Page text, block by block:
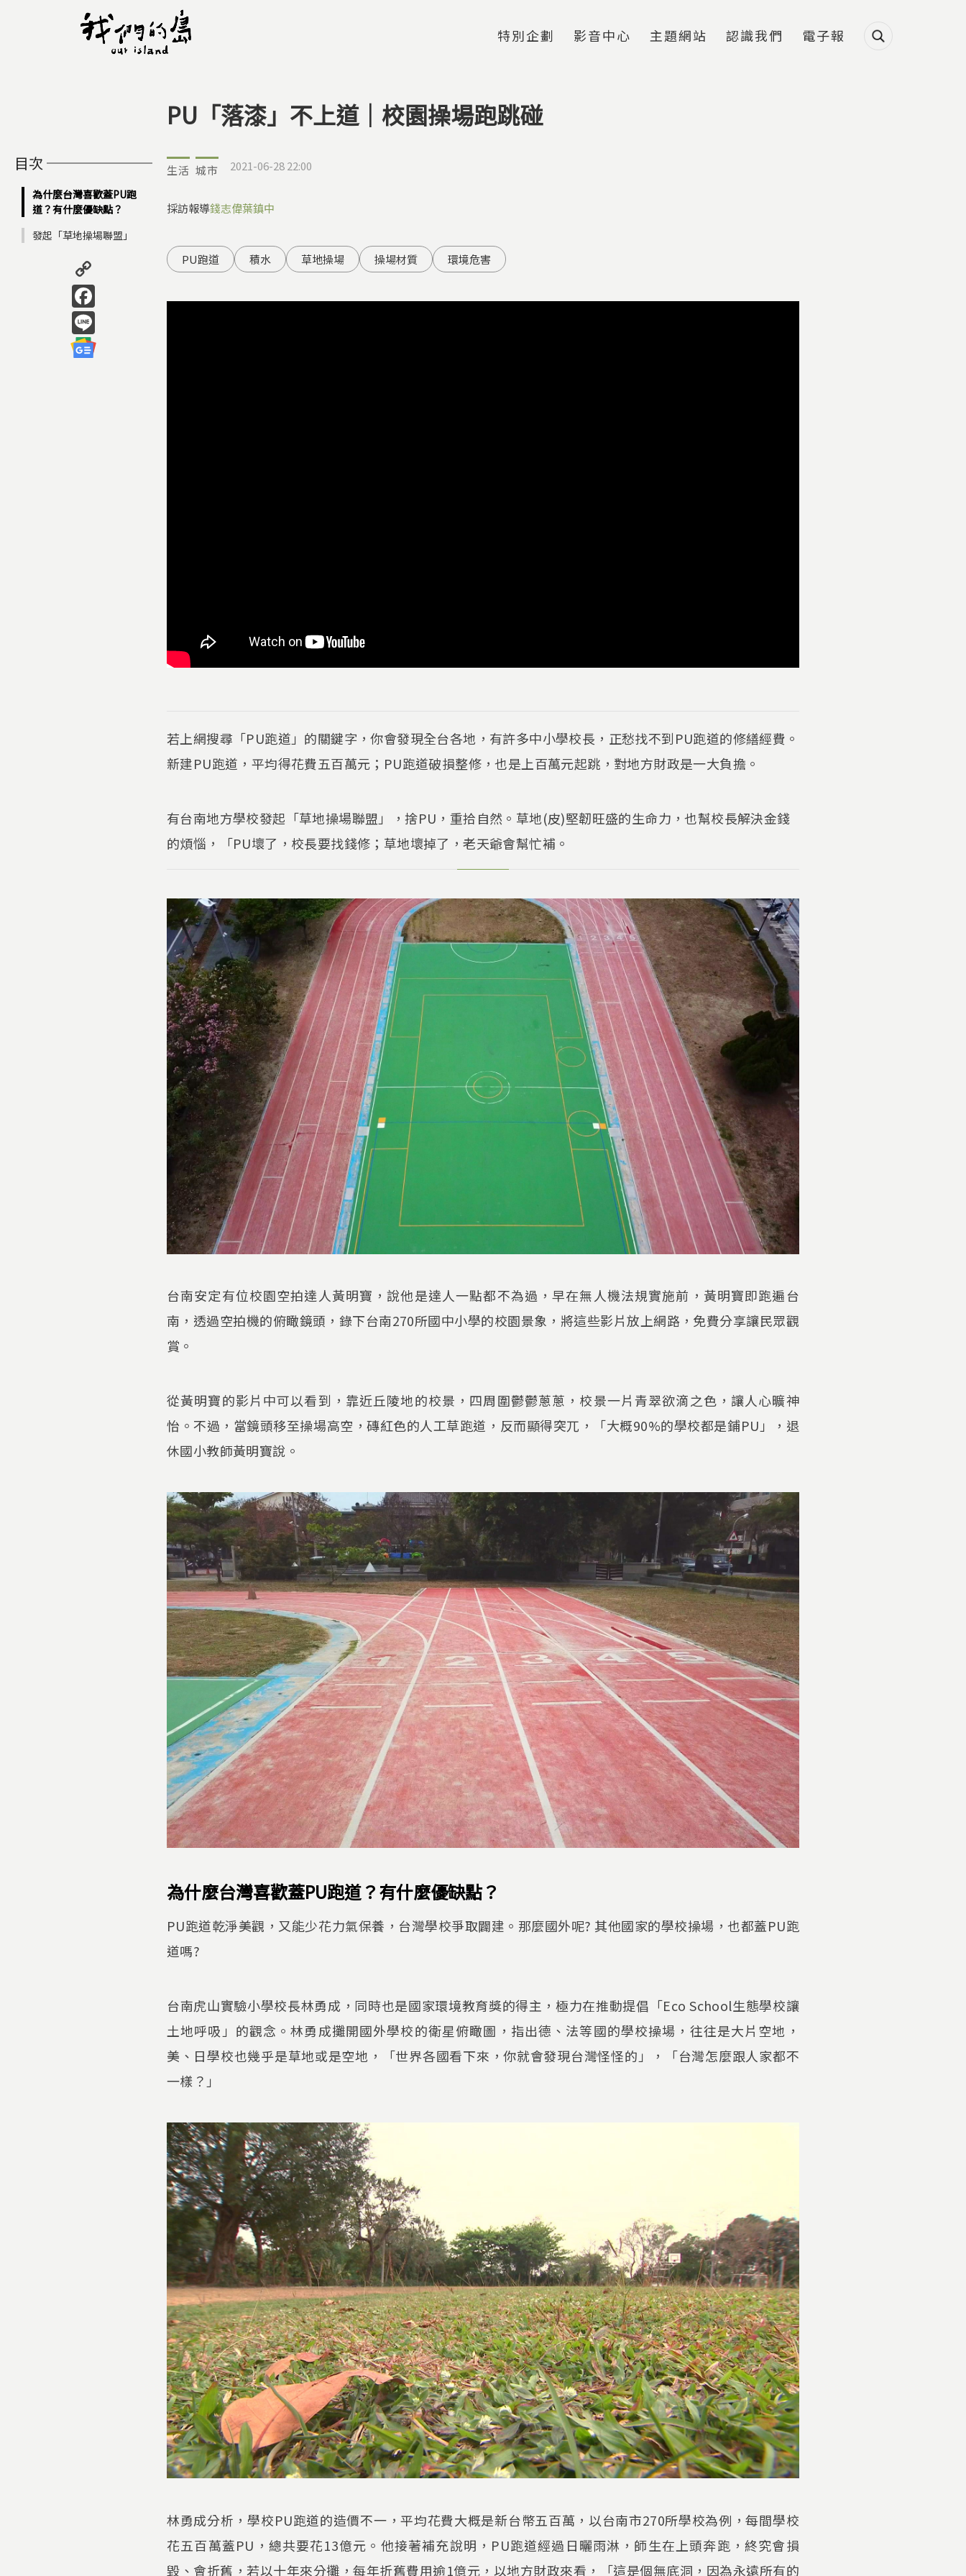
特別企劃 影音中心 主題網站 認識我們 電子報
您在這裡
PU「落漆」不上道｜校園操場跑跳碰
目次
為什麼台灣喜歡蓋PU跑
道？有什麼優缺點？
發起「草地操場聯盟」
Facebook
生活 城市 2021-06-28 22:00
採訪報導錢志偉葉鎮中
PU跑道 積水 草地操場 操場材質 環境危害
若上網搜尋「PU跑道」的關鍵字，你會發現全台各地，有許多中小學校長，正愁找不到PU跑道的修繕經費。
新建PU跑道，平均得花費五百萬元；PU跑道破損整修，也是上百萬元起跳，對地方財政是一大負擔。
有台南地方學校發起「草地操場聯盟」，捨PU，重拾自然。草地(皮)堅韌旺盛的生命力，也幫校長解決金錢
的煩惱，「PU壞了，校長要找錢修；草地壞掉了，老天爺會幫忙補。
台南安定有位校園空拍達人黃明寶，說他是達人一點都不為過，早在無人機法規實施前，黃明寶即跑遍台
南，透過空拍機的俯瞰鏡頭，錄下台南270所國中小學的校園景象，將這些影片放上網路，免費分享讓民眾觀
賞。
從黃明寶的影片中可以看到，靠近丘陵地的校景，四周圍鬱鬱蔥蔥，校景一片青翠欲滴之色，讓人心曠神
怡。不過，當鏡頭移至操場高空，磚紅色的人工草跑道，反而顯得突兀，「大概90%的學校都是鋪PU」，退
休國小教師黃明寶說。
為什麼台灣喜歡蓋PU跑道？有什麼優缺點？
PU跑道乾淨美觀，又能少花力氣保養，台灣學校爭取闢建。那麼國外呢? 其他國家的學校操場，也都蓋PU跑
道嗎?
台南虎山實驗小學校長林勇成，同時也是國家環境教育獎的得主，極力在推動提倡「Eco School生態學校讓
土地呼吸」的觀念。林勇成攤開國外學校的衛星俯瞰圖，指出德、法等國的學校操場，往往是大片空地，
美、日學校也幾乎是草地或是空地，「世界各國看下來，你就會發現台灣怪怪的」，「台灣怎麼跟人家都不
一樣？」
林勇成分析，學校PU跑道的造價不一，平均花費大概是新台幣五百萬，以台南市270所學校為例，每間學校
花五百萬蓋PU，總共要花13億元。他接著補充說明，PU跑道經過日曬雨淋，師生在上頭奔跑，終究會損
毀、會折舊，若以十年來分攤，每年折舊費用逾1億元，以地方財政來看，「這是個無底洞，因為永遠所有的